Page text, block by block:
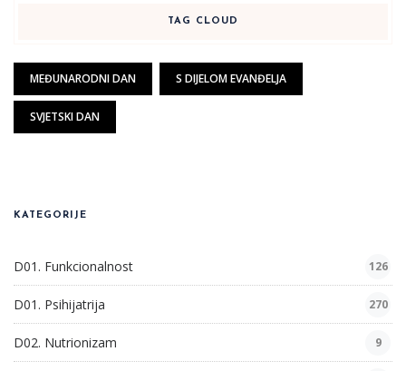
TAG CLOUD
MEĐUNARODNI DAN S DIJELOM EVANĐELJA
SVJETSKI DAN
KATEGORIJE
D01. Funkcionalnost 126
D01. Psihijatrija 270
D02. Nutrionizam 9